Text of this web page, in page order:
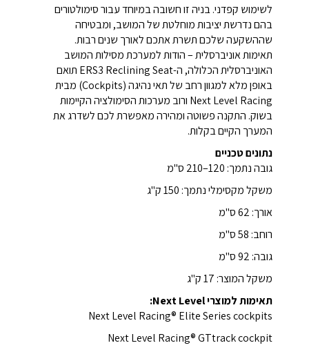
לשימוש קפדני. בניה זו חשובה במיוחד עבור סימולטורים
בהם נדרשת יציבות מוחלטת של המושב, ומבטיחה
שההשקעה שלכם תשרת אתכם לאורך שנים רבות.
תאימות אוניברסלית – הודות למערכת מסילות המושב
האוניברסלית הכלולה, ה-ERS3 Reclining Seat תואם
באופן מלא למגוון רחב של תאי נהיגה (Cockpits) מבית
Next Level Racing ורוב מערכות הסימולציה הקיימות
בשוק. התקנה פשוטה ומהירה מאפשרת לכם לשדרג את
המערך הקיים בקלות.
נתונים טכניים
גובה נתמך: 120–210 ס"מ
משקל מקסימלי נתמך: 150 ק"ג
אורך: 62 ס"מ
רוחב: 58 ס"מ
גובה: 92 ס"מ
משקל המוצר: 17 ק"ג
תאימות למוצרי Next Level:
Next Level Racing® Elite Series cockpits
Next Level Racing® GTtrack cockpit